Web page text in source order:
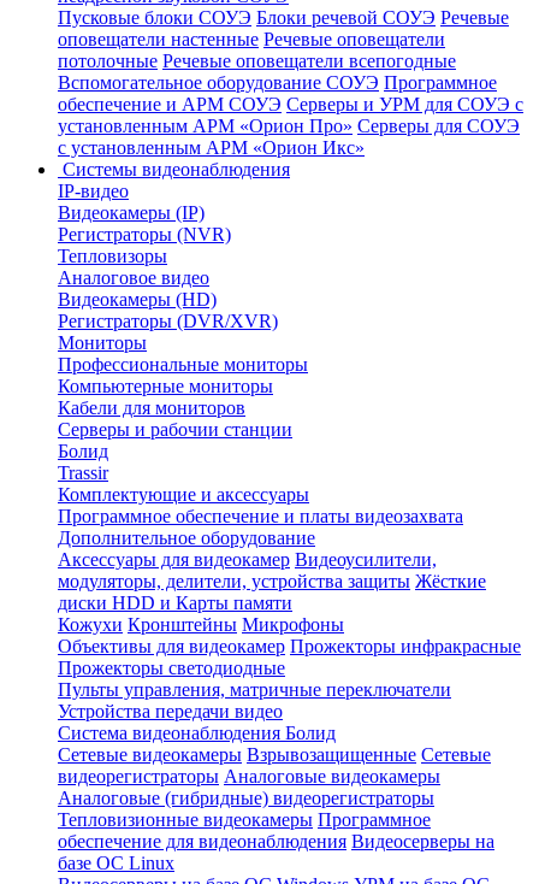
Пусковые блоки СОУЭ Блоки речевой СОУЭ Речевые
оповещатели настенные Речевые оповещатели
потолочные Речевые оповещатели всепогодные
Вспомогательное оборудование СОУЭ Программное
обеспечение и АРМ СОУЭ Серверы и УРМ для СОУЭ с
установленным АРМ «Орион Про» Серверы для СОУЭ
с установленным АРМ «Орион Икс»
Системы видеонаблюдения
IP-видео
Видеокамеры (IP)
Регистраторы (NVR)
Тепловизоры
Аналоговое видео
Видеокамеры (HD)
Регистраторы (DVR/XVR)
Мониторы
Профессиональные мониторы
Компьютерные мониторы
Кабели для мониторов
Серверы и рабочии станции
Болид
Trassir
Комплектующие и аксессуары
Программное обеспечение и платы видеозахвата
Дополнительное оборудование
Аксессуары для видеокамер Видеоусилители,
модуляторы, делители, устройства защиты Жёсткие
диски HDD и Карты памяти
Кожухи Кронштейны Микрофоны
Объективы для видеокамер Прожекторы инфракрасные
Прожекторы светодиодные
Пульты управления, матричные переключатели
Устройства передачи видео
Система видеонаблюдения Болид
Сетевые видеокамеры Взрывозащищенные Сетевые
видеорегистраторы Аналоговые видеокамеры
Аналоговые (гибридные) видеорегистраторы
Тепловизионные видеокамеры Программное
обеспечение для видеонаблюдения Видеосерверы на
базе ОС Linux